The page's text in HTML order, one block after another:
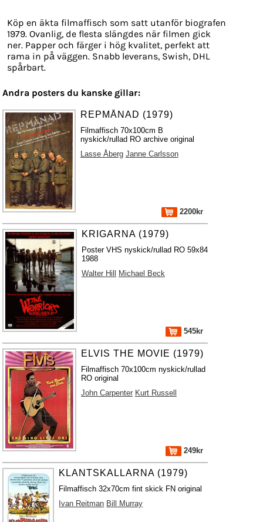
Köp en äkta filmaffisch som satt utanför biografen
1979. Ovanlig, de flesta slängdes när filmen gick
ner. Papper och färger i hög kvalitet, perfekt att
rama in på väggen. Snabb leverans, Swish, DHL
spårbart.
Andra posters du kanske gillar:
REPMÅNAD (1979)
Filmaffisch 70x100cm B
nyskick/rullad RO archive original
Lasse Åberg Janne Carlsson
2200kr
KRIGARNA (1979)
Poster VHS nyskick/rullad RO 59x84
1988
Walter Hill
Michael Beck
545kr
ELVIS THE MOVIE (1979)
Filmaffisch 70x100cm nyskick/rullad
RO original
John Carpenter Kurt Russell
249kr
KLANTSKALLARNA (1979)
Filmaffisch 32x70cm fint skick FN original
Ivan Reitman Bill Murray